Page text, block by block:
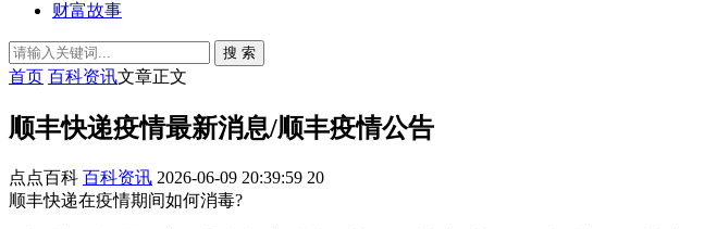
财富故事
搜 索
首页 百科资讯文章正文
顺丰快递疫情最新消息/顺丰疫情公告
点点百科 百科资讯 2026-06-09 20:39:59 20
顺丰快递在疫情期间如何消毒?